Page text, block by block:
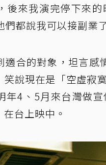
後來我演完停下來
都說我可以接副業了
適合的對象，坦言
說現在是「空虛寂
年4、5月來台灣做
台上映中。